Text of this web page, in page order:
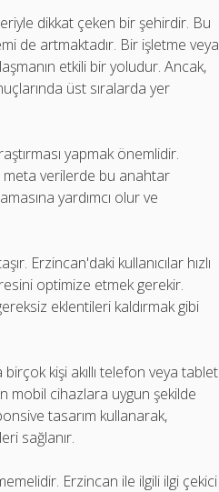
dikkat çeken bir şehirdir. Bu
de artmaktadır. Bir işletme veya
etkili bir yoludur. Ancak,
üst sıralarda yer
yapmak önemlidir.
meta verilerde bu anahtar
yardımcı olur ve
Erzincan'daki kullanıcılar hızlı
optimize etmek gerekir.
eklentileri kaldırmak gibi
kişi akıllı telefon veya tablet
mobil cihazlara uygun şekilde
tasarım kullanarak,
sağlanır.
Erzincan ile ilgili ilgi çekici